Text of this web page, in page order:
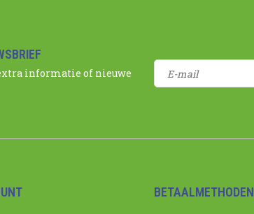
informatie of nieuwe
BETAALMETHODEN